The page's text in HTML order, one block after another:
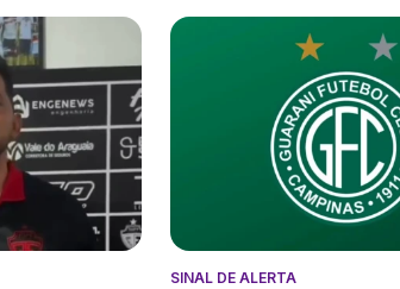
SINAL DE ALERTA